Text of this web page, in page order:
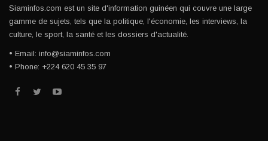
Siaminfos.com est un site d'information guinéen qui couvre une large
gamme de sujets, tels que la politique, l'économie, les interviews, la
culture, le sport, la santé et les dossiers d'actualité.
• Email: info@siaminfos.com
• Phone: +224 620 45 35 97